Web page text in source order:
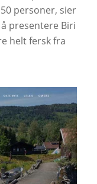
personer, sier
presentere Biri
helt fersk fra